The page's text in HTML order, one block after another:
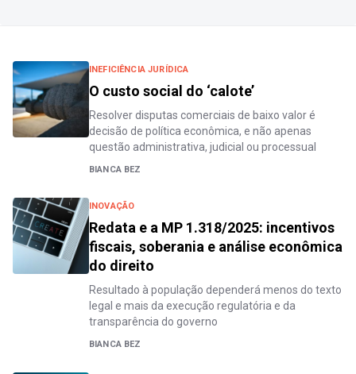
INEFICIÊNCIA JURÍDICA
O custo social do ‘calote’
Resolver disputas comerciais de baixo valor é
decisão de política econômica, e não apenas
questão administrativa, judicial ou processual
BIANCA BEZ
INOVAÇÃO
Redata e a MP 1.318/2025: incentivos
fiscais, soberania e análise econômica
do direito
Resultado à população dependerá menos do texto
legal e mais da execução regulatória e da
transparência do governo
BIANCA BEZ